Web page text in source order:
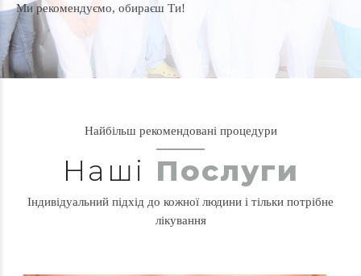
Ми рекомендуємо, обираєш Ти!
Найбільш рекомендовані процедури
Наші Послуги
Індивідуальний підхід до кожної людини і тільки потрібне
лікування